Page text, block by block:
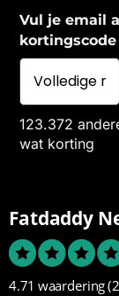
Vul je email
123.372
wat korting
Fatdaddy
4.71 waardering